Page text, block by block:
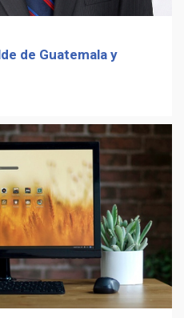
de Guatemala y